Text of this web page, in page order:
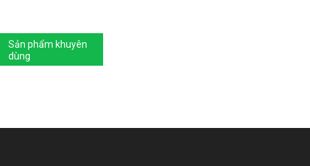
Sản phẩm khuyên
dùng